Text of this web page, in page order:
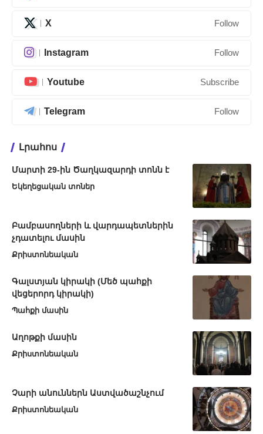
X Follow
Instagram Follow
Youtube Subscribe
Telegram Follow
Լրահոս
Մարտի 29-ին Ծաղկազարդի տոնն է
Եկեղեցական տոներ
Բամբասողների և վարդապետներին
չդատելու մասին
Քրիստոնեական
Գալստյան կիրակի (Մեծ պահքի
վեցերորդ կիրակի)
Պահքի մասին
Աղոթքի մասին
Քրիստոնեական
Չարի անուններն Աստվածաշնչում
Քրիստոնեական